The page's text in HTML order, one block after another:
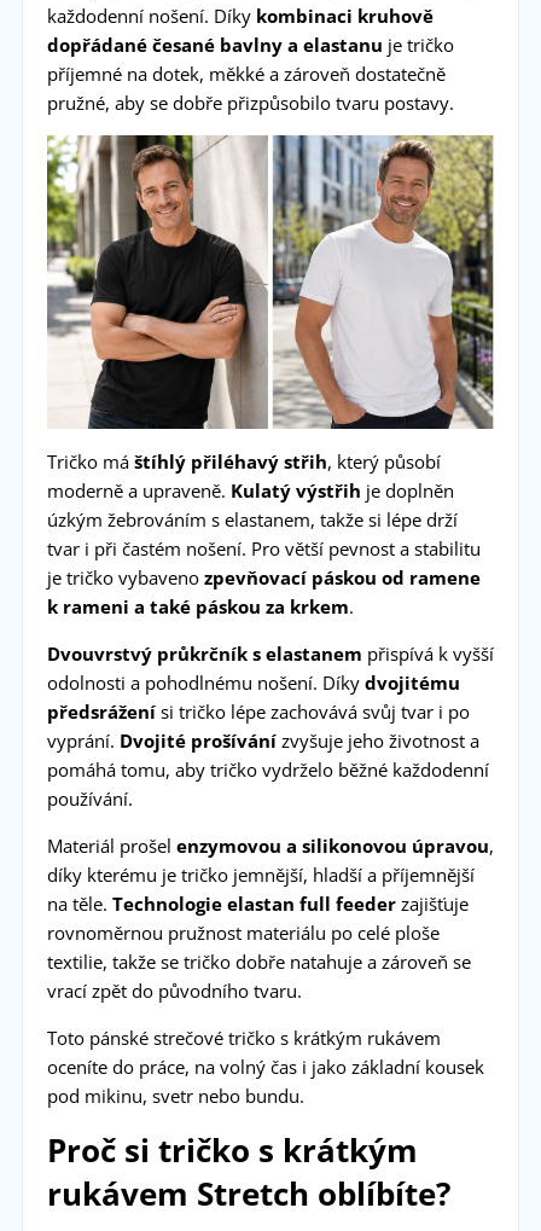
každodenní nošení. Díky kombinaci kruhově
dopřádané česané bavlny a elastanu je tričko
příjemné na dotek, měkké a zároveň dostatečně
pružné, aby se dobře přizpůsobilo tvaru postavy.
Tričko má štíhlý přiléhavý střih, který působí
moderně a upraveně. Kulatý výstřih je doplněn
úzkým žebrováním s elastanem, takže si lépe drží
tvar i při častém nošení. Pro větší pevnost a stabilitu
je tričko vybaveno zpevňovací páskou od ramene
k rameni a také páskou za krkem.
Dvouvrstvý průkrčník s elastanem přispívá k vyšší
odolnosti a pohodlnému nošení. Díky dvojitému
předsráženísi tričko lépe zachovává svůj tvar i po
vyprání. Dvojité prošívánízvyšuje jeho životnost a
pomáhá tomu, aby tričko vydrželo běžné každodenní
používání.
Materiál prošel enzymovou a silikonovou úpravou,
díky kterému je tričko jemnější, hladší a příjemnější
na těle. Technologie elastan full feederzajišťuje
rovnoměrnou pružnost materiálu po celé ploše
textilie, takže se tričko dobře natahuje a zároveň se
vrací zpět do původního tvaru.
Toto pánské strečové tričko s krátkým rukávem
oceníte do práce, na volný čas i jako základní kousek
pod mikinu, svetr nebo bundu.
Proč si tričko s krátkým
rukávem Stretch oblíbíte?